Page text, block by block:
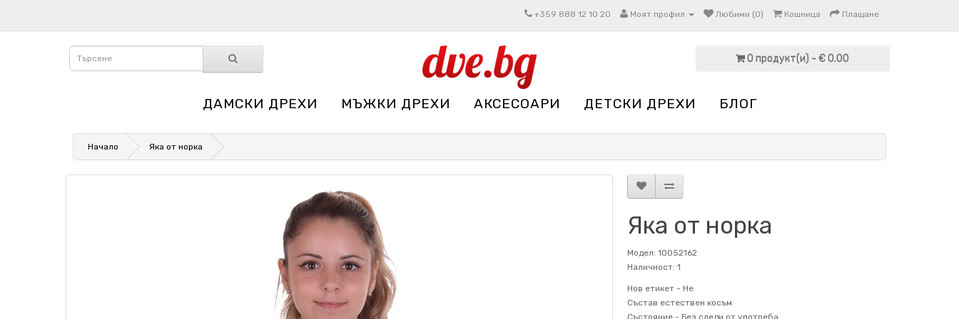
+359 888 12 10 20 Моят профил Любими (0) Кошница Плащане
0 продукт(и) - € 0.00
ДАМСКИ ДРЕХИ МЪЖКИ ДРЕХИ АКСЕСОАРИ ДЕТСКИ ДРЕХИ БЛОГ
Начало Яка от норка
Яка от норка
Модел: 10052162
Наличност: 1
Нов етикет - Не
Състав естествен косъм
Състояние - Без следи от употреба.